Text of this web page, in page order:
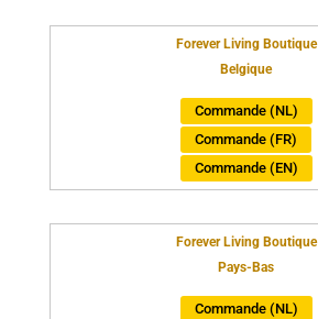
Forever Living Boutique
Belgique
Commande (NL)
Commande (FR)
Commande (EN)
Forever Living Boutique
Pays-Bas
Commande (NL)